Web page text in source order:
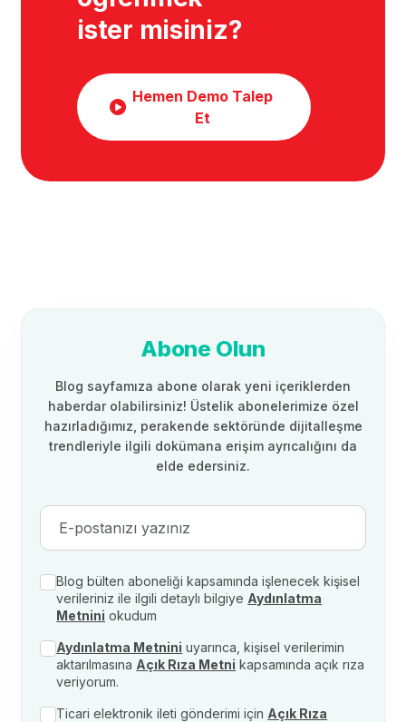
ister misiniz?
Hemen Demo Talep
Et
Abone Olun
Blog sayfamıza abone olarak yeni içeriklerden
haberdar olabilirsiniz! Üstelik abonelerimize özel
hazırladığımız, perakende sektöründe dijitalleşme
trendleriyle ilgili dokümana erişim ayrıcalığını da
elde edersiniz.
Blog bülten aboneliği kapsamında işlenecek kişisel
verileriniz ile ilgili detaylı bilgiye Aydınlatma
Metnini okudum
Aydınlatma Metnini uyarınca, kişisel verilerimin
aktarılmasına Açık Rıza Metni kapsamında açık rıza
veriyorum.
Ticari elektronik ileti gönderimi için Açık Rıza